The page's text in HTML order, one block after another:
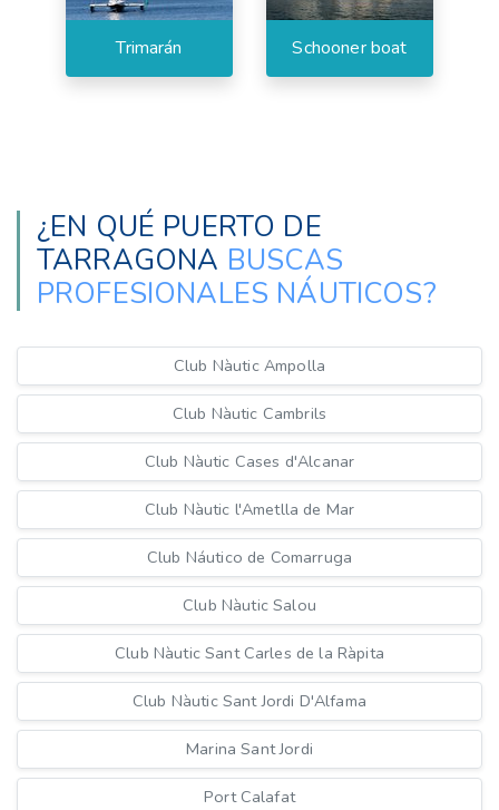
Trimarán Schooner boat
¿EN QUÉ PUERTO DE
TARRAGONA BUSCAS
PROFESIONALES NÁUTICOS?
Club Nàutic Ampolla
Club Nàutic Cambrils
Club Nàutic Cases d'Alcanar
Club Nàutic l'Ametlla de Mar
Club Náutico de Comarruga
Club Nàutic Salou
Club Nàutic Sant Carles de la Ràpita
Club Nàutic Sant Jordi D'Alfama
Marina Sant Jordi
Port Calafat